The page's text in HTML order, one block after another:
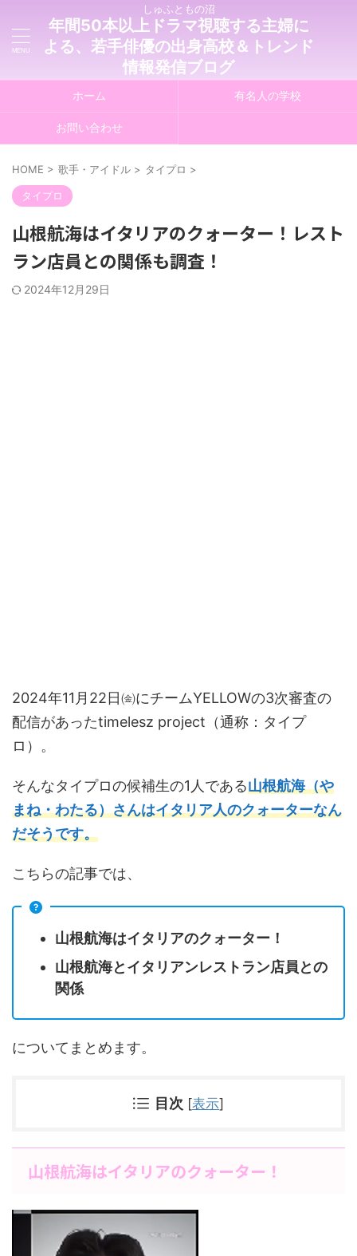
しゅふともの沼
年間50本以上ドラマ視聴する主婦に
よる、若手俳優の出身高校＆トレンド
情報発信ブログ
ホーム 有名人の学校
お問い合わせ
HOME > 歌手・アイドル > タイプロ >
タイプロ
山根航海はイタリアのクォーター！レスト
ラン店員との関係も調査！
2024年12月29日
2024年11月22日㈮にチームYELLOWの3次審査の
配信があったtimelesz project（通称：タイプ
ロ）。
そんなタイプロの候補生の1人である山根航海（や
まね・わたる）さんはイタリア人のクォーターなん
だそうです。
こちらの記事では、
山根航海はイタリアのクォーター！
山根航海とイタリアンレストラン店員との
関係
についてまとめます。
目次 [表示]
山根航海はイタリアのクォーター！